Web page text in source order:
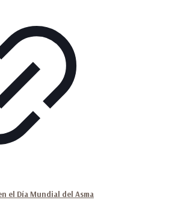
el Día Mundial del Asma